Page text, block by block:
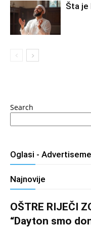
Šta je
Search
Oglasi -
Najnovije
OŠTRE RIJEČI
“Dayton smo